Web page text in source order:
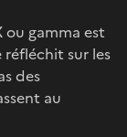
ou gamma est
réfléchit sur les
des
au